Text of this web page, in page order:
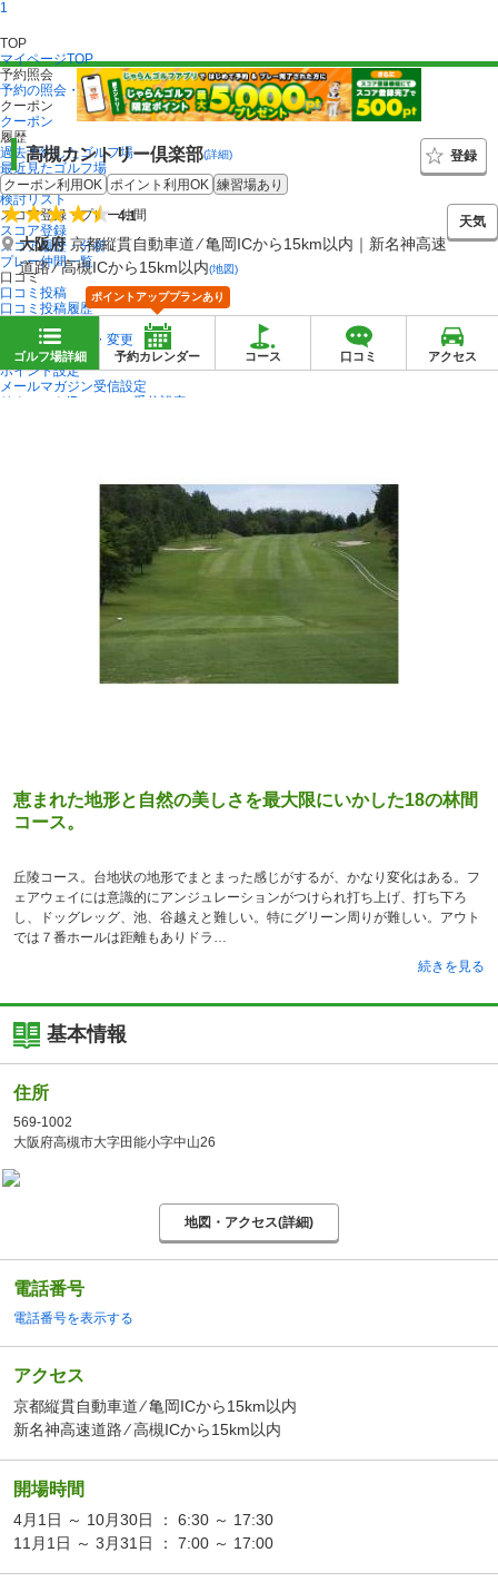
1
TOP
マイページTOP
予約照会
予約の照会・変更・キャンセル
クーポン
クーポン
履歴
過去予約したゴルフ場
最近見たゴルフ場
お気に入りのゴルフ場
検討リスト
スコア登録・プレー仲間
スコア登録
スコア履歴・分析
プレー仲間一覧
口コミ
口コミ投稿
口コミ投稿履歴
会員情報の照会・変更
ポイント確認
ポイント設定
メールマガジン受信設定
リクルートIDニュース受信設定
高槻カントリー倶楽部(詳細)
登録
クーポン利用OK ポイント利用OK 練習場あり
4.1
大阪府京都縦貫自動車道 ⁄ 亀岡ICから15km以内｜新名神高速
道路 ⁄ 高槻ICから15km以内(地図)
天気
ゴルフ場詳細 予約カレンダー
ポイントアッププランあり
コース 口コミ アクセス
恵まれた地形と自然の美しさを最大限にいかした18の林間
コース。
丘陵コース。台地状の地形でまとまった感じがするが、かなり変化はある。フ
ェアウェイには意識的にアンジュレーションがつけられ打ち上げ、打ち下ろ
し、ドッグレッグ、池、谷越えと難しい。特にグリーン周りが難しい。アウト
では７番ホールは距離もありドラ
続きを見る
基本情報
住所
569-1002
大阪府高槻市大字田能小字中山26
地図・アクセス(詳細)
電話番号
電話番号を表示する
アクセス
京都縦貫自動車道 ⁄ 亀岡ICから15km以内
新名神高速道路 ⁄ 高槻ICから15km以内
開場時間
4月1日 ～ 10月30日 ： 6:30 ～ 17:30
11月1日 ～ 3月31日 ： 7:00 ～ 17:00